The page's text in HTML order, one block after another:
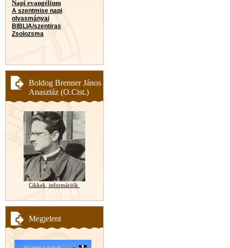
Napi evangélium
A szentmise napi
olvasmányai
BIBLIA/szentiras
Zsolozsma
Boldog Brenner János
Anasztáz (O.Cist.)
Cikkek, információk
Megjelent